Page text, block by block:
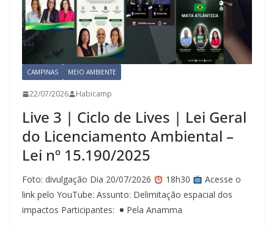
CAMPINAS MEIO AMBIENTE
22/07/2026 Habicamp
Live 3 | Ciclo de Lives | Lei Geral
do Licenciamento Ambiental –
Lei nº 15.190/2025
Foto: divulgação Dia 20/07/2026 18h30
Acesse o
link pelo YouTube: Assunto: Delimitação espacial dos
impactos Participantes:
Pela Anamma